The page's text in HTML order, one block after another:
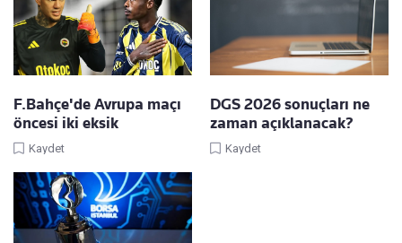
F.Bahçe'de Avrupa maçı
öncesi iki eksik
Kaydet
DGS 2026 sonuçları ne
zaman açıklanacak?
Kaydet